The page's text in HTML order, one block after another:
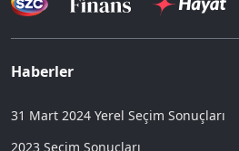
Haberler
31 Mart 2024 Yerel Seçim Sonuçları
2023 Seçim Sonuçları